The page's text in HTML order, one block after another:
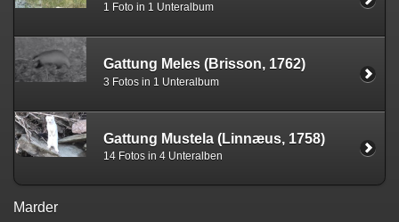
1 Foto in 1 Unteralbum
Gattung Meles (Brisson, 1762)
3 Fotos in 1 Unteralbum
Gattung Mustela (Linnæus, 1758)
14 Fotos in 4 Unteralben
Marder